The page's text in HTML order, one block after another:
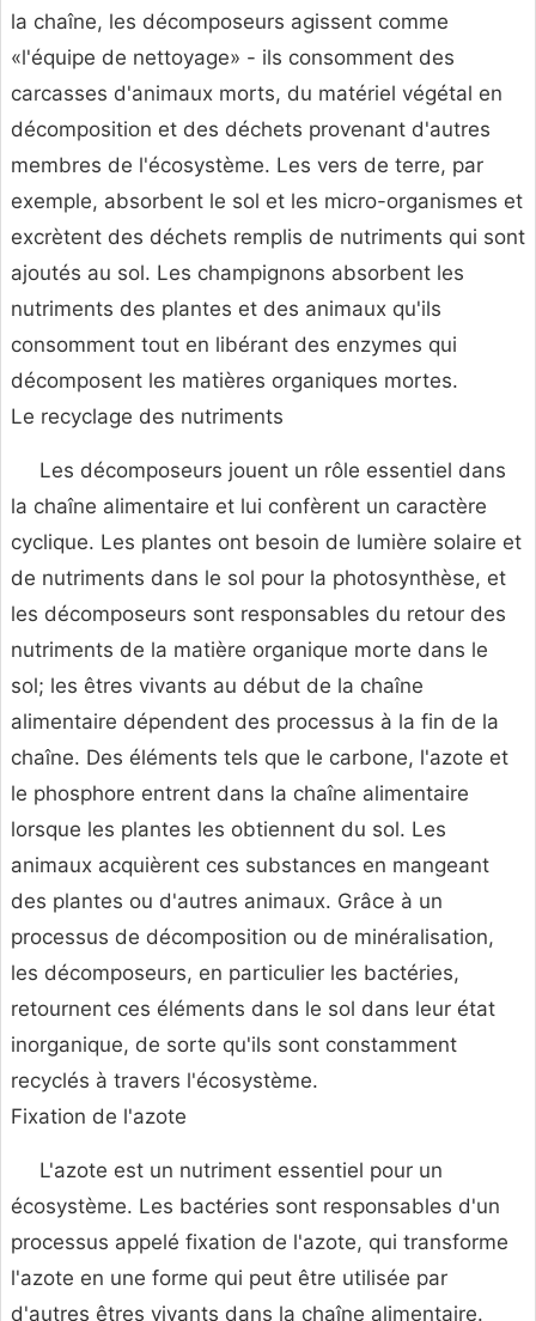
la chaîne, les décomposeurs agissent comme
«l'équipe de nettoyage» - ils consomment des
carcasses d'animaux morts, du matériel végétal en
décomposition et des déchets provenant d'autres
membres de l'écosystème. Les vers de terre, par
exemple, absorbent le sol et les micro-organismes et
excrètent des déchets remplis de nutriments qui sont
ajoutés au sol. Les champignons absorbent les
nutriments des plantes et des animaux qu'ils
consomment tout en libérant des enzymes qui
décomposent les matières organiques mortes.
Le recyclage des nutriments
Les décomposeurs jouent un rôle essentiel dans
la chaîne alimentaire et lui confèrent un caractère
cyclique. Les plantes ont besoin de lumière solaire et
de nutriments dans le sol pour la photosynthèse, et
les décomposeurs sont responsables du retour des
nutriments de la matière organique morte dans le
sol; les êtres vivants au début de la chaîne
alimentaire dépendent des processus à la fin de la
chaîne. Des éléments tels que le carbone, l'azote et
le phosphore entrent dans la chaîne alimentaire
lorsque les plantes les obtiennent du sol. Les
animaux acquièrent ces substances en mangeant
des plantes ou d'autres animaux. Grâce à un
processus de décomposition ou de minéralisation,
les décomposeurs, en particulier les bactéries,
retournent ces éléments dans le sol dans leur état
inorganique, de sorte qu'ils sont constamment
recyclés à travers l'écosystème.
Fixation de l'azote
L'azote est un nutriment essentiel pour un
écosystème. Les bactéries sont responsables d'un
processus appelé fixation de l'azote, qui transforme
l'azote en une forme qui peut être utilisée par
d'autres êtres vivants dans la chaîne alimentaire.